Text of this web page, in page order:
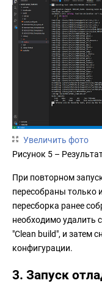
Увеличить фото
Рисунок 5 –
При повторном
пересобраны только
пересборка ранее
необходимо
"Clean build", и затем
конфигурации.
3. Запуск